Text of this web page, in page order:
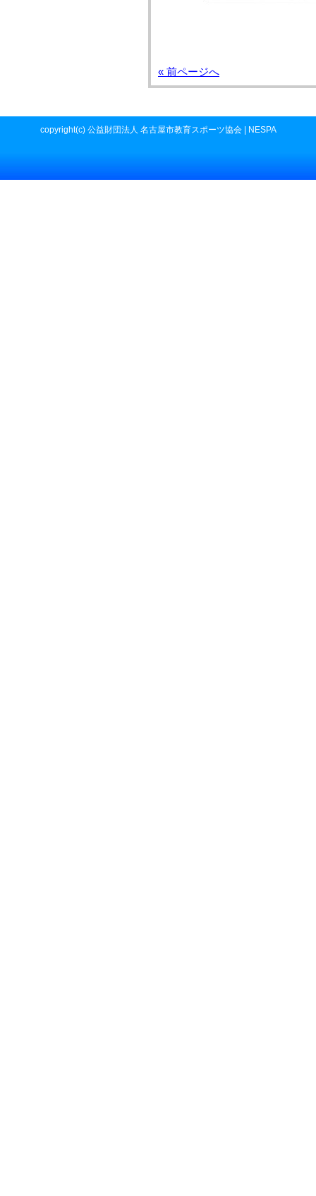
« 前ページへ
copyright(c) 公益財団法人 名古屋市教育スポーツ協会 | NESPA